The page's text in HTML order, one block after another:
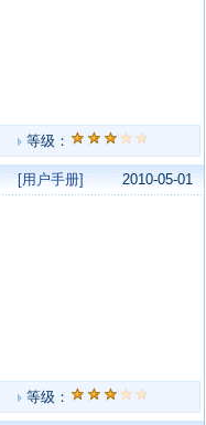
等级：
[用户手册]
2010-05-01
等级：